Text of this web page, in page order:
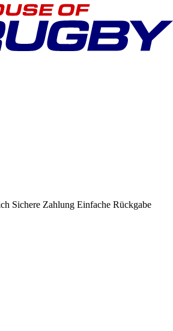
Sichere Zahlung Einfache Rückgabe